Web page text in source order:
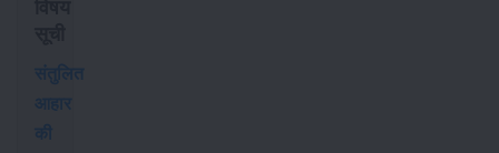
संतुलित
आहार
की